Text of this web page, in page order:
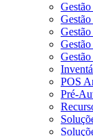
POS
Pré-